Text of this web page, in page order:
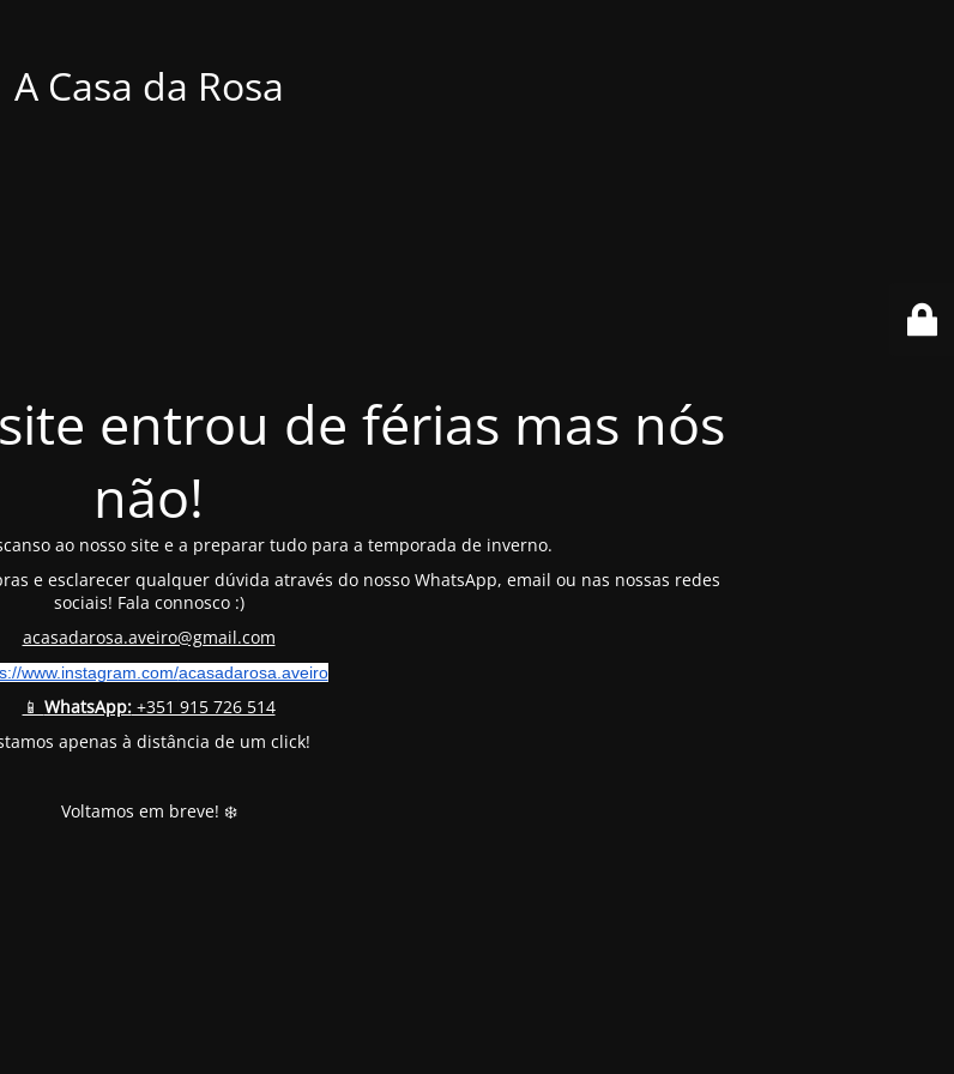
A Casa da Rosa
entrou de férias mas nós
não!
ao nosso site e a preparar tudo para a temporada de inverno.
e esclarecer qualquer dúvida através do nosso WhatsApp, email ou nas nossas redes
sociais! Fala connosco :)
acasadarosa.aveiro@gmail.com
www.instagram.com/acasadarosa.aveiro
📱 WhatsApp:+351 915 726 514
apenas à distância de um click!
Voltamos em breve! ❄️